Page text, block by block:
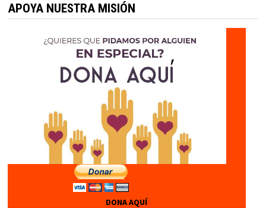
APOYA NUESTRA MISIÓN
DONA AQUÍ